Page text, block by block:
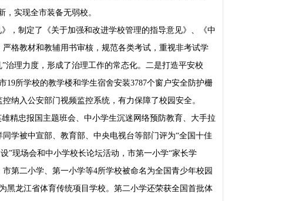
，实现全市装备无弱校。
，制定了《关于加强和改进学校管理的指导意见》、《中
格教材和教辅用书审核，规范各类考试，重视非考试学
治理力度，形成了治理工作的常态化。二是打造平安校
19所学校的教学楼和学生宿舍安装3787个窗户安全防护栅
纳入公安部门视频监控系统，有力保障了校园安全。
精忠报国主题班会、中小学生沉迷网络预防教育、大手拉
学被中宣部、教育部、中央电视台等部门评为“全国十佳
”现场会和中小学校长论坛活动，市第一小学“家长学
第二小学、第一小学等4所学校被命名为全国青少年校园
黑龙江省体育传统项目学校。第二小学还荣获全国首批体